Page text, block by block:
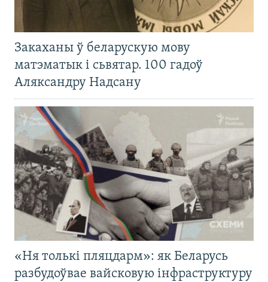
Закаханы ў беларускую мову
матэматык і сьвятар. 100 гадоў
Аляксандру Надсану
«Ня толькі пляцдарм»: як Беларусь
разбудоўвае вайсковую інфраструктуру